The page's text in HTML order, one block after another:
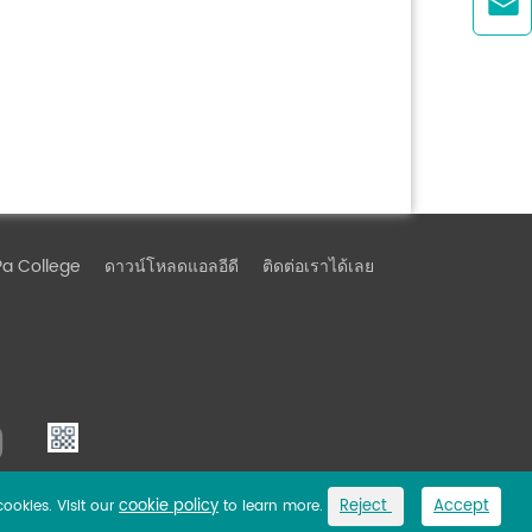
College ดาวน์โหลดแอลอีดี ติดต่อเราได้เลย
Sitemap
Visit our cookie policy to learn more. Reject Accept